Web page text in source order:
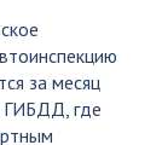
за месяц
ГИБДД, где